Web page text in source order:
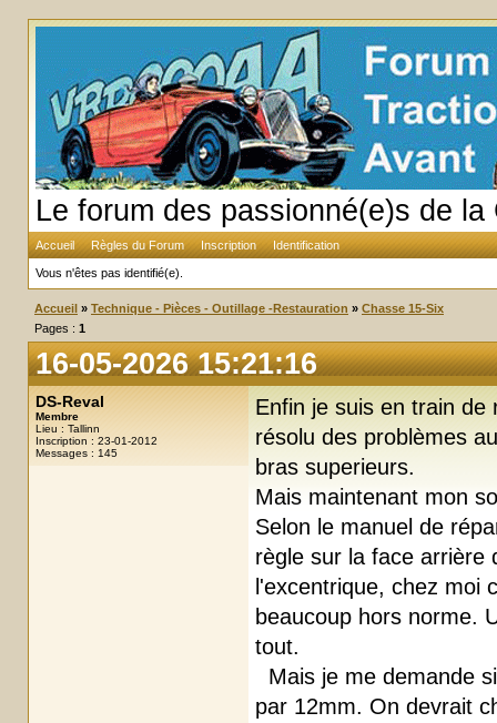
Le forum des passionné(e)s de
Accueil Règles du Forum Inscription Identification
Vous n'êtes pas identifié(e).
Accueil » Technique - Pièces - Outillage -Restauration » Chasse 15-Six
Pages : 1
16-05-2026 15:21:16
DS-Reval
Membre
Lieu : Tallinn
Inscription : 23-01-2012
Messages : 145
Enfin je suis en train
résolu des problèmes
bras superieurs.
Mais maintenant mon
Selon le manuel de
règle sur la face arrière
l'excentrique, chez moi
beaucoup hors norme.
tout.
Mais je me demande
par 12mm. On devrait